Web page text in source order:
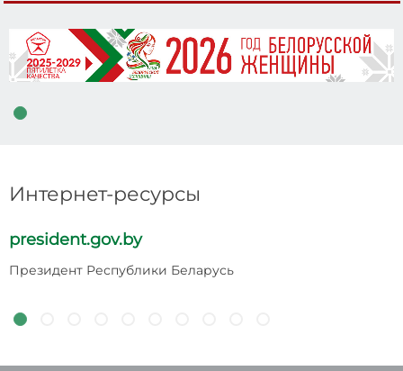
Интернет-ресурсы
president.gov.by
Президент Республики Беларусь